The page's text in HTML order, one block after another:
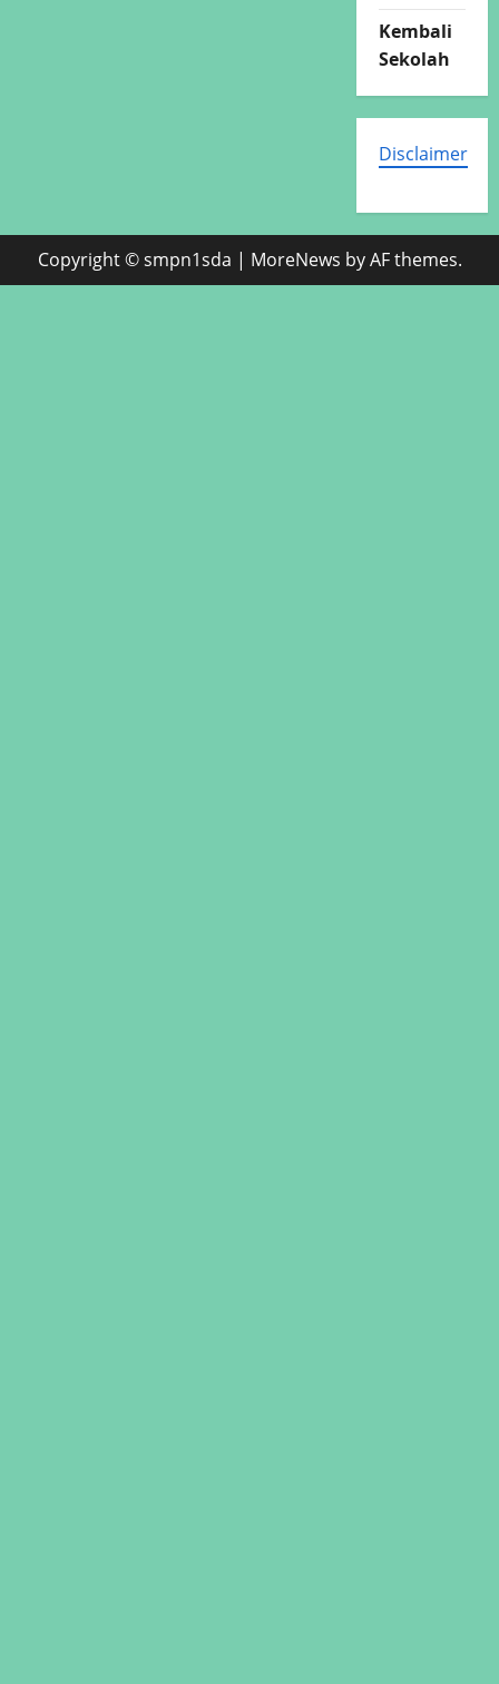
Kembali
Sekolah
Disclaimer
Copyright © smpn1sda | MoreNews by AF themes.